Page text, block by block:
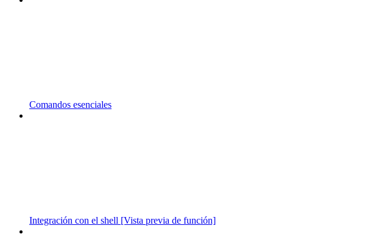
Comandos esenciales
Integración con el shell [Vista previa de función]